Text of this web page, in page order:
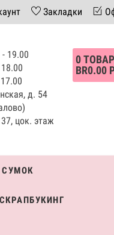
Закладки
19.00
д. 54
цок. этаж
0
BR0.00
СКРАПБУКИНГ